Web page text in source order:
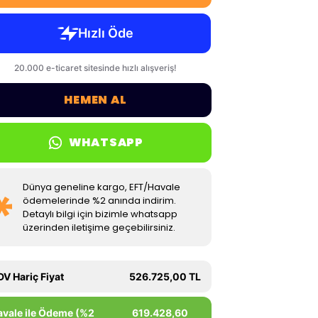
HEMEN AL
WHATSAPP
Dünya geneline kargo, EFT/Havale
ödemelerinde %2 anında indirim.
Detaylı bilgi için bizimle whatsapp
üzerinden iletişime geçebilirsiniz.
Hariç Fiyat 526.725,00 TL
ile Ödeme (%2 619.428,60